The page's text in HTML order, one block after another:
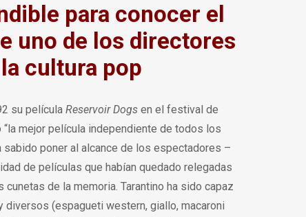
para conocer el
uno de los directores
cultura pop
su película Reservoir Dogs en el festival de
mejor película independiente de todos los
poner al alcance de los espectadores –
de películas que habían quedado relegadas
de la memoria. Tarantino ha sido capaz
(espagueti western, giallo, macaroni